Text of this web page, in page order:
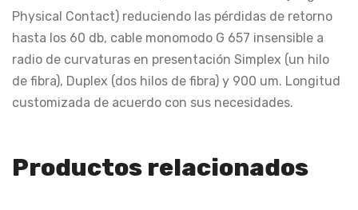
Physical Contact) reduciendo las pérdidas de retorno
hasta los 60 db, cable monomodo G 657 insensible a
radio de curvaturas en presentación Simplex (un hilo
de fibra), Duplex (dos hilos de fibra) y 900 um. Longitud
customizada de acuerdo con sus necesidades.
Productos relacionados